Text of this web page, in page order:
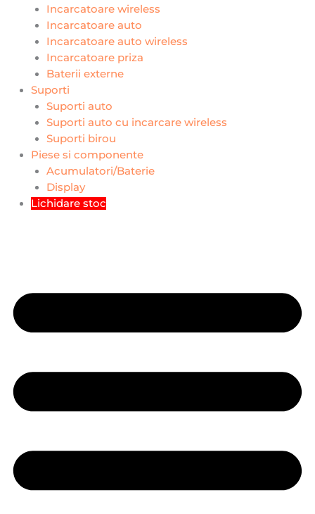
Incarcatoare wireless
Incarcatoare auto
Incarcatoare auto wireless
Incarcatoare priza
Baterii externe
Suporti
Suporti auto
Suporti auto cu incarcare wireless
Suporti birou
Piese si componente
Acumulatori/Baterie
Display
Lichidare stoc